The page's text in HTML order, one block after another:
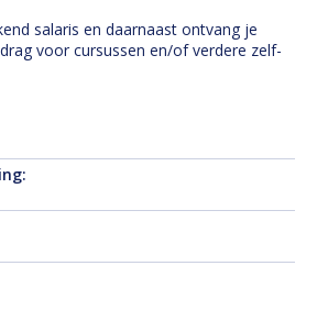
salaris en daarnaast ontvang je
voor cursussen en/of verdere zelf-